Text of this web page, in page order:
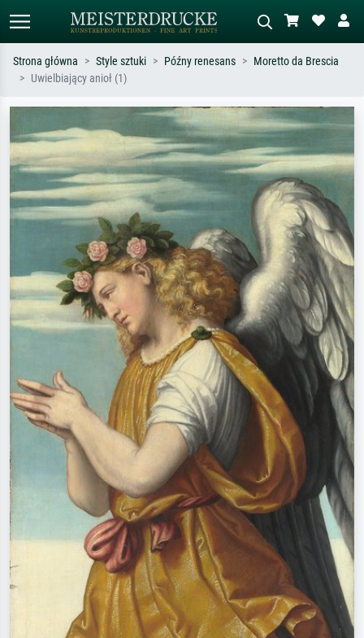
Szukaj wg artysty, tytułu lub stylu – np.
Monet, Gwiaździsta noc,
impresjonizm, fala Hokusaia, akt.
Opisz scenę – np. zielona łąka,
abstrakcja z czerwienią, ciemny olej,
stojący akt obok drzewa.
Strona główna Style sztuki Późny renesans
Moretto da Brescia
Uwielbiający anioł (1)